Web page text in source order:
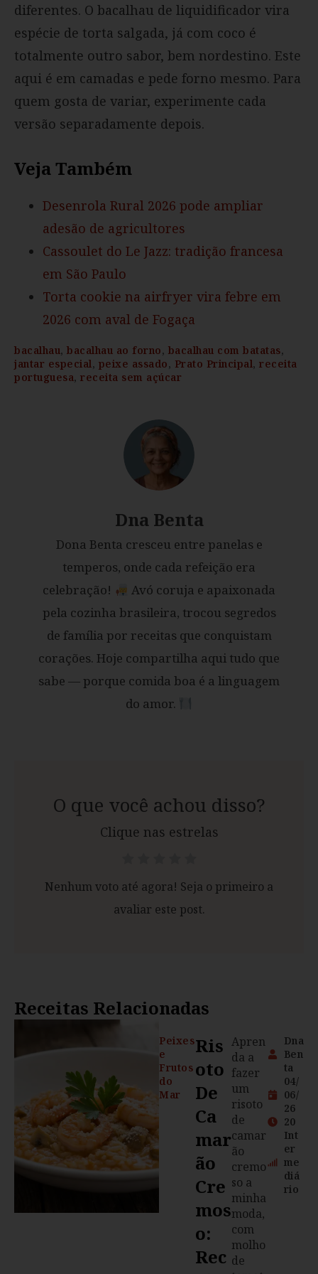
diferentes. O bacalhau de liquidificador vira
espécie de torta salgada, já com coco é
totalmente outro sabor, bem nordestino. Este
aqui é em camadas e pede forno mesmo. Para
quem gosta de variar, experimente cada
versão separadamente depois.
Veja Também
Desenrola Rural 2026 pode ampliar
adesão de agricultores
Cassoulet do Le Jazz: tradição francesa
em São Paulo
Torta cookie na airfryer vira febre em
2026 com aval de Fogaça
bacalhau, bacalhau ao forno, bacalhau com batatas,
jantar especial, peixe assado, Prato Principal, receita
portuguesa, receita sem açúcar
Dna Benta
Dona Benta cresceu entre panelas e
temperos, onde cada refeição era
celebração!
Avó coruja e apaixonada
pela cozinha brasileira, trocou segredos
de família por receitas que conquistam
corações. Hoje compartilha aqui tudo que
sabe — porque comida boa é a linguagem
do amor.
O que você achou disso?
Clique nas estrelas
Nenhum voto até agora! Seja o primeiro a
avaliar este post.
Receitas Relacionadas
Peixes
e
Frutos
do
Mar
Ris
Oto
De
Ca
Mar
Ão
Cre
Mos
O:
Rec
Apren
da a
fazer
um
risoto
de
camar
ão
cremo
so a
minha
moda,
com
molho
de
Dna
Ben
ta
04/
06/
26
20
Int
er
me
diá
rio